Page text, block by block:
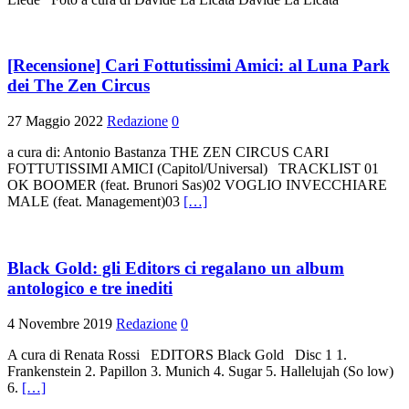
[Recensione] Cari Fottutissimi Amici: al Luna Park
dei The Zen Circus
27 Maggio 2022 Redazione 0
a cura di: Antonio Bastanza THE ZEN CIRCUS CARI
FOTTUTISSIMI AMICI (Capitol/Universal) TRACKLIST 01
OK BOOMER (feat. Brunori Sas)02 VOGLIO INVECCHIARE
MALE (feat. Management)03 […]
Black Gold: gli Editors ci regalano un album
antologico e tre inediti
4 Novembre 2019 Redazione 0
A cura di Renata Rossi EDITORS Black Gold Disc 1 1.
Frankenstein 2. Papillon 3. Munich 4. Sugar 5. Hallelujah (So low)
6. […]